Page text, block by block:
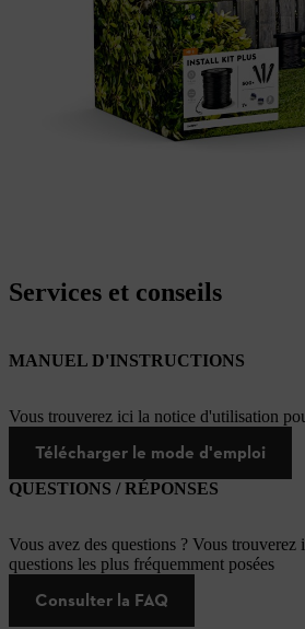
Services et conseils
MANUEL D'INSTRUCTIONS
Vous trouverez ici la notice d'utilisation
Télécharger le mode d'emploi
QUESTIONS / RÉPONSES
Vous avez des questions ? Vous trouverez
questions les plus fréquemment posées
Consulter la FAQ